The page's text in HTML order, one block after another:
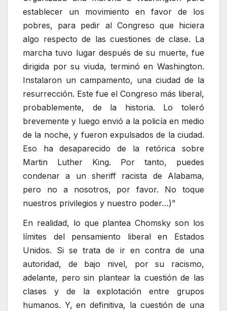
establecer un movimiento en favor de los
pobres, para pedir al Congreso que hiciera
algo respecto de las cuestiones de clase. La
marcha tuvo lugar después de su muerte, fue
dirigida por su viuda, terminó en Washington.
Instalaron un campamento, una ciudad de la
resurrección. Este fue el Congreso más liberal,
probablemente, de la historia. Lo toleró
brevemente y luego envió a la policía en medio
de la noche, y fueron expulsados de la ciudad.
Eso ha desaparecido de la retórica sobre
Martin Luther King. Por tanto, puedes
condenar a un sheriff racista de Alabama,
pero no a nosotros, por favor. No toque
nuestros privilegios y nuestro poder…)”
En realidad, lo que plantea Chomsky son los
límites del pensamiento liberal en Estados
Unidos. Si se trata de ir en contra de una
autoridad, de bajo nivel, por su racismo,
adelante, pero sin plantear la cuestión de las
clases y de la explotación entre grupos
humanos. Y, en definitiva, la cuestión de una